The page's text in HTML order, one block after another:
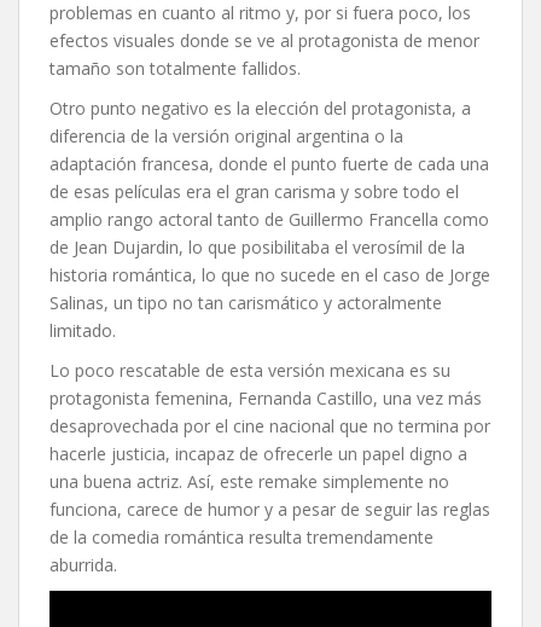
problemas en cuanto al ritmo y, por si fuera poco, los
efectos visuales donde se ve al protagonista de menor
tamaño son totalmente fallidos.
Otro punto negativo es la elección del protagonista, a
diferencia de la versión original argentina o la
adaptación francesa, donde el punto fuerte de cada una
de esas películas era el gran carisma y sobre todo el
amplio rango actoral tanto de Guillermo Francella como
de Jean Dujardin, lo que posibilitaba el verosímil de la
historia romántica, lo que no sucede en el caso de Jorge
Salinas, un tipo no tan carismático y actoralmente
limitado.
Lo poco rescatable de esta versión mexicana es su
protagonista femenina, Fernanda Castillo, una vez más
desaprovechada por el cine nacional que no termina por
hacerle justicia, incapaz de ofrecerle un papel digno a
una buena actriz. Así, este remake simplemente no
funciona, carece de humor y a pesar de seguir las reglas
de la comedia romántica resulta tremendamente
aburrida.